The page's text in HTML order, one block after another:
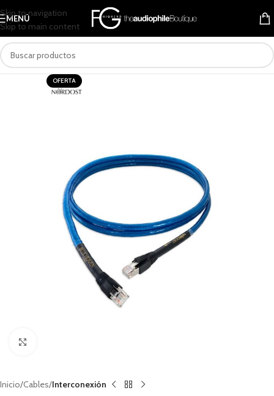
Skip to navigation
Skip to main content
MENÚ
OFERTA
Inicio Cables Interconexión